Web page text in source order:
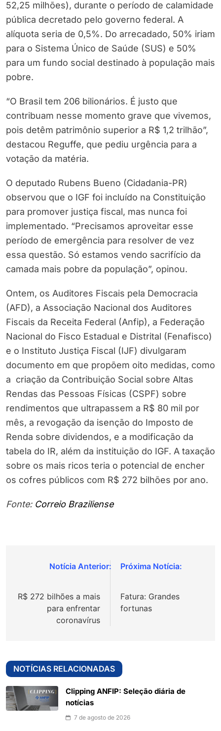
52,25 milhões), durante o período de calamidade
pública decretado pelo governo federal. A
alíquota seria de 0,5%. Do arrecadado, 50% iriam
para o Sistema Único de Saúde (SUS) e 50%
para um fundo social destinado à população mais
pobre.
“O Brasil tem 206 bilionários. É justo que
contribuam nesse momento grave que vivemos,
pois detêm patrimônio superior a R$ 1,2 trilhão”,
destacou Reguffe, que pediu urgência para a
votação da matéria.
O deputado Rubens Bueno (Cidadania-PR)
observou que o IGF foi incluído na Constituição
para promover justiça fiscal, mas nunca foi
implementado. “Precisamos aproveitar esse
período de emergência para resolver de vez
essa questão. Só estamos vendo sacrifício da
camada mais pobre da população”, opinou.
Ontem, os Auditores Fiscais pela Democracia
(AFD), a Associação Nacional dos Auditores
Fiscais da Receita Federal (Anfip), a Federação
Nacional do Fisco Estadual e Distrital (Fenafisco)
e o Instituto Justiça Fiscal (IJF) divulgaram
documento em que propõem oito medidas, como
a criação da Contribuição Social sobre Altas
Rendas das Pessoas Físicas (CSPF) sobre
rendimentos que ultrapassem a R$ 80 mil por
mês, a revogação da isenção do Imposto de
Renda sobre dividendos, e a modificação da
tabela do IR, além da instituição do IGF. A taxação
sobre os mais ricos teria o potencial de encher
os cofres públicos com R$ 272 bilhões por ano.
Fonte: Correio Braziliense
Navegação
Post
R$ 272 bilhões a mais
para enfrentar
coronavírus
Fatura: Grandes
fortunas
NOTÍCIAS RELACIONADAS
Clipping ANFIP: Seleção diária de
notícias
7 de agosto de 2026